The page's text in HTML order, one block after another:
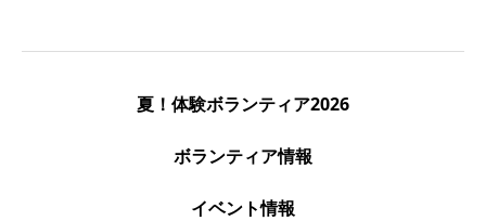
夏！体験ボランティア2026
ボランティア情報
イベント情報